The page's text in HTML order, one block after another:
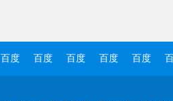
百度 百度 百度 百度 百度